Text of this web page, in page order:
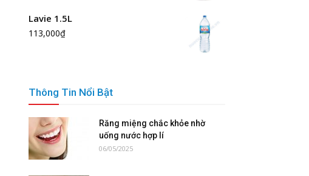
Lavie 1.5L
113,000₫
Thông Tin Nổi Bật
Răng miệng chắc khỏe nhờ
uống nước hợp lí
06/05/2025